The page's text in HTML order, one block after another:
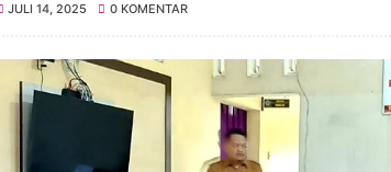
JULI 14, 2025 0 KOMENTAR